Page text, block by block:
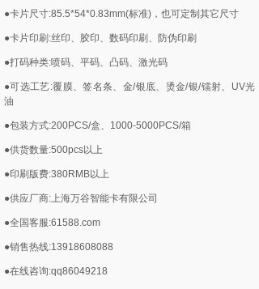
●卡片尺寸:85.5*54*0.83mm(标准)，也可定制其它尺寸
●卡片印刷:丝印、胶印、数码印刷、防伪印刷
●打码种类:喷码、平码、凸码、激光码
●可选工艺:覆膜、签名条、金/银底、烫金/银/镭射、UV光
油
●包装方式:200PCS/盒、1000-5000PCS/箱
●供货数量:500pcs以上
●印刷版费:380RMB以上
●供应厂商:上海万谷智能卡有限公司
●全国客服:61588.com
●销售热线:13918608088
●在线咨询:qq86049218